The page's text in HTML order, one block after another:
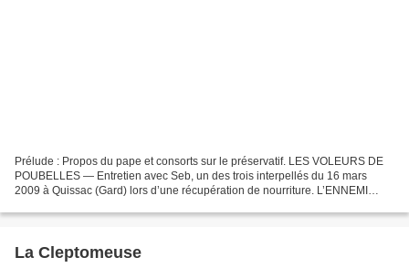
Prélude : Propos du pape et consorts sur le préservatif. LES VOLEURS DE
POUBELLES — Entretien avec Seb, un des trois interpellés du 16 mars
2009 à Quissac (Gard) lors d’une récupération de nourriture. L’ENNEMI
La Cleptomeuse